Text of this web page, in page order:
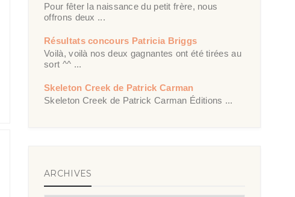
Pour fêter la naissance du petit frère, nous
offrons deux ...
Résultats concours Patricia Briggs
Voilà, voilà nos deux gagnantes ont été tirées au
sort ^^ ...
Skeleton Creek de Patrick Carman
Skeleton Creek de Patrick Carman Éditions ...
ARCHIVES